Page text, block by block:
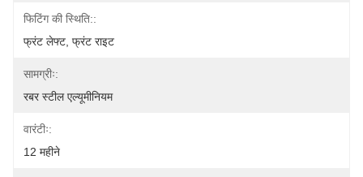
फिटिंग की स्थिति::
फ्रंट लेफ्ट, फ्रंट राइट
सामग्रीः:
रबर स्टील एल्यूमीनियम
वारंटीः:
12 महीने